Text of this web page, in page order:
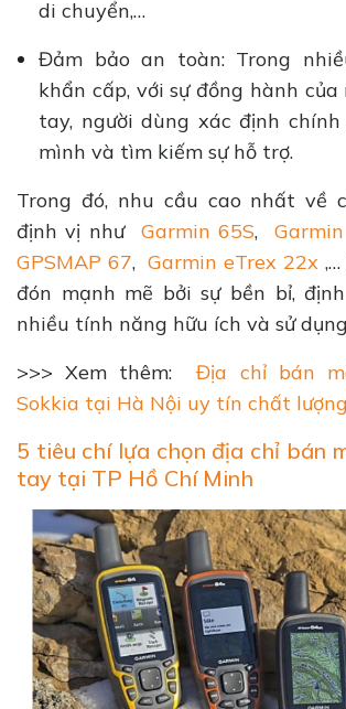
di chuyển,…
Đảm bảo an toàn: Trong
khẩn cấp, với sự đồng hành của
tay, người dùng xác định
mình và tìm kiếm sự hỗ trợ.
Trong đó, nhu cầu cao nhất về
định vị như Garmin 65S,
GPSMAP 67,Garmin eTrex 22x
đón mạnh mẽ bởi sự bền bỉ,
nhiều tính năng hữu ích và sử
>>> Xem thêm:Địa chỉ bán
Sokkia tại Hà Nội uy tín chất lượng
5 tiêu chí lựa chọn địa chỉ bán
tay tại TP Hồ Chí Minh